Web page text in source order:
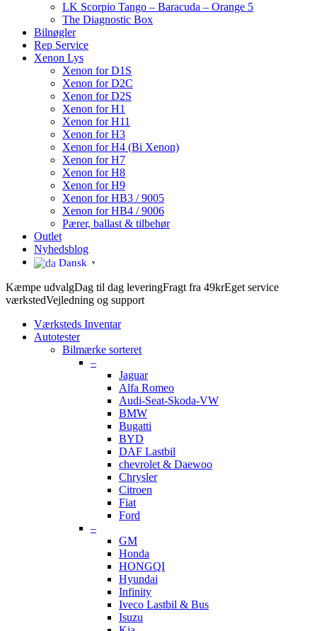
LK Scorpio Tango – Baracuda – Orange 5
The Diagnostic Box
Bilnøgler
Rep Service
Xenon Lys
Xenon for D1S
Xenon for D2C
Xenon for D2S
Xenon for H1
Xenon for H11
Xenon for H3
Xenon for H4 (Bi Xenon)
Xenon for H7
Xenon for H8
Xenon for H9
Xenon for HB3 / 9005
Xenon for HB4 / 9006
Pærer, ballast & tilbehør
Outlet
Nyhedsblog
Dansk ▼
Kæmpe udvalgDag til dag leveringFragt fra 49krEget service
værkstedVejledning og support
Værksteds Inventar
Autotester
Bilmærke sorteret
–
Jaguar
Alfa Romeo
Audi-Seat-Skoda-VW
BMW
Bugatti
BYD
DAF Lastbil
chevrolet & Daewoo
Chrysler
Citroen
Fiat
Ford
–
GM
Honda
HONGQI
Hyundai
Infinity
Iveco Lastbil & Bus
Isuzu